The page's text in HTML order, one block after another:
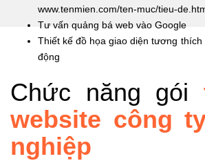
www.tenmien.com/ten-muc/tieu-
Tư vấn quảng bá web vào Google
Thiết kế đồ họa giao diện tương
động
Chức năng gói
website công
nghiệp